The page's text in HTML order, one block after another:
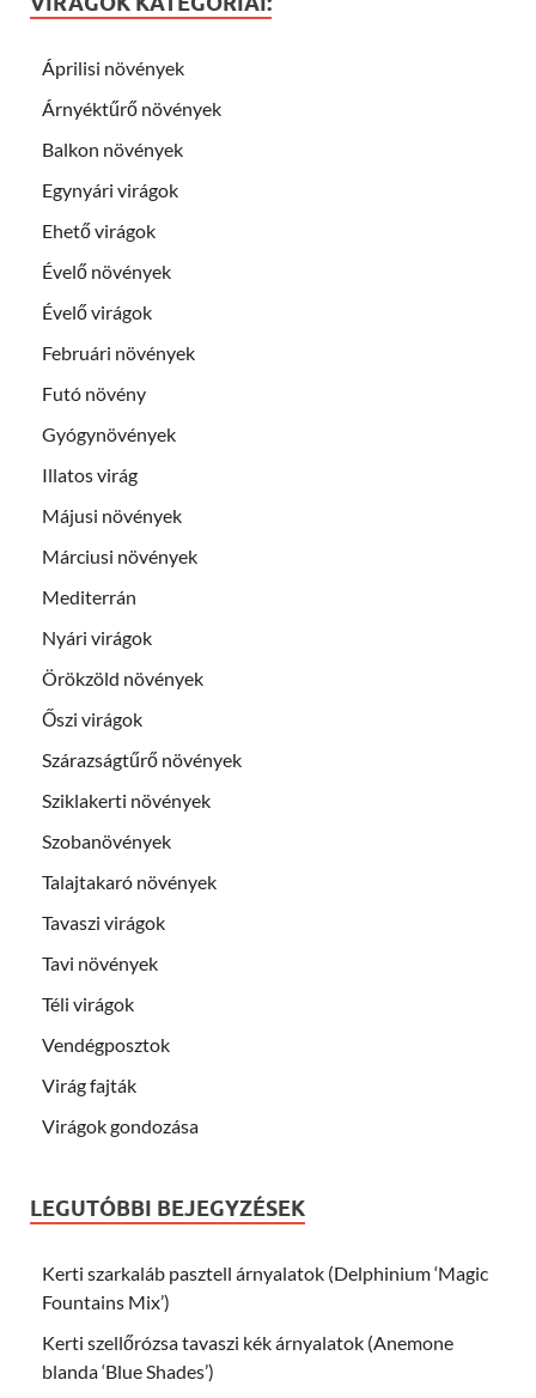
Áprilisi növények
Árnyéktűrő növények
Balkon növények
Egynyári virágok
Ehető virágok
Évelő növények
Évelő virágok
Februári növények
Futó növény
Gyógynövények
Illatos virág
Májusi növények
Márciusi növények
Mediterrán
Nyári virágok
Örökzöld növények
Őszi virágok
Szárazságtűrő növények
Sziklakerti növények
Szobanövények
Talajtakaró növények
Tavaszi virágok
Tavi növények
Téli virágok
Vendégposztok
Virág fajták
Virágok gondozása
LEGUTÓBBI BEJEGYZÉSEK
Kerti szarkaláb pasztell árnyalatok (Delphinium ‘Magic
Fountains Mix’)
Kerti szellőrózsa tavaszi kék árnyalatok (Anemone
blanda ‘Blue Shades’)